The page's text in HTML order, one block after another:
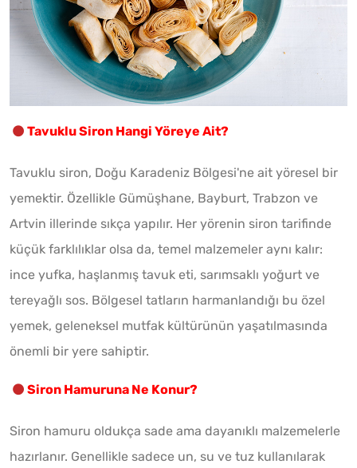
Tavuklu Siron Hangi Yöreye Ait?
Tavuklu siron, Doğu Karadeniz Bölgesi'ne ait yöresel bir
yemektir. Özellikle Gümüşhane, Bayburt, Trabzon ve
Artvin illerinde sıkça yapılır. Her yörenin siron tarifinde
küçük farklılıklar olsa da, temel malzemeler aynı kalır:
ince yufka, haşlanmış tavuk eti, sarımsaklı yoğurt ve
tereyağlı sos. Bölgesel tatların harmanlandığı bu özel
yemek, geleneksel mutfak kültürünün yaşatılmasında
önemli bir yere sahiptir.
Siron Hamuruna Ne Konur?
Siron hamuru oldukça sade ama dayanıklı malzemelerle
hazırlanır. Genellikle sadece un, su ve tuz kullanılarak